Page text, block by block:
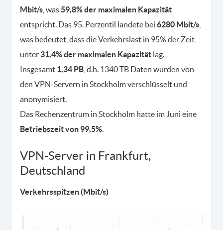
Mbit/s , was59,8% der maximalen Kapazität
entspricht. Das 95. Perzentil landete bei 6280 Mbit/s
was bedeutet, dass die Verkehrslast in 95% der Zeit
unter 31,4% der maximalen Kapazität lag.
Insgesamt 1,34 PB , d.h. 1340 TB Daten wurden von
den VPN-Servern in Stockholm verschlüsselt und
anonymisiert.
Das Rechenzentrum in Stockholm hatte im Juni eine
Betriebszeit von 99,5%.
VPN-Server in Frankfurt,
Deutschland
Verkehrsspitzen (Mbit/s)